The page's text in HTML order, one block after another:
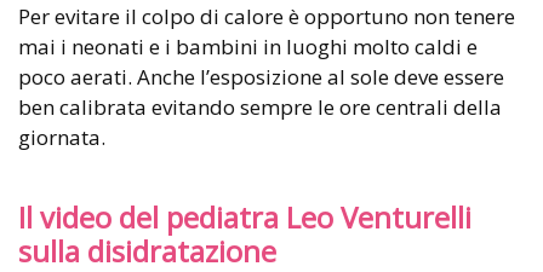
Per evitare il colpo di calore è opportuno non tenere
mai i neonati e i bambini in luoghi molto caldi e
poco aerati. Anche l’esposizione al sole deve essere
ben calibrata evitando sempre le ore centrali della
giornata.
Il video del pediatra Leo Venturelli
sulla disidratazione